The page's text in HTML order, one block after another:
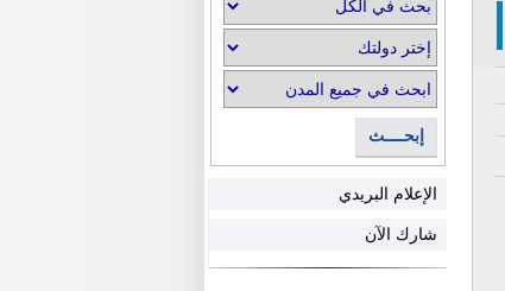
إبحــــث
الإعلام البريدي
شارك الآن